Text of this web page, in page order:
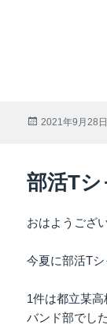
投
2021年9月28日
部活Tシ
おはようござ
今夏に部活Tシ
1件は都立某
バンド部でした